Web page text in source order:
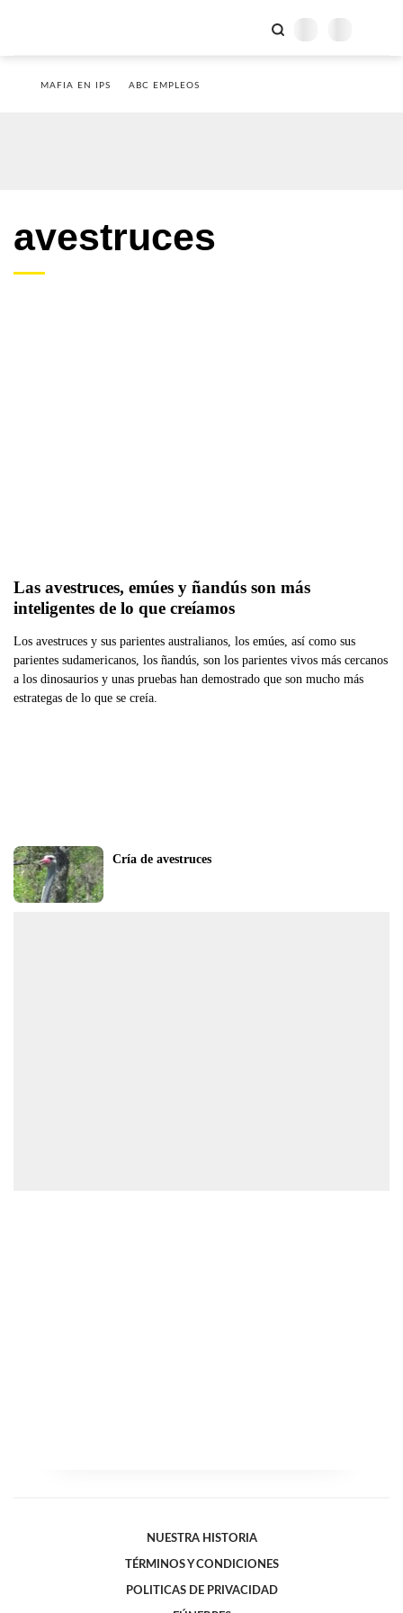
MAFIA EN IPS ABC EMPLEOS
avestruces
Las avestruces, emúes y ñandús son más
inteligentes de lo que creíamos
Los avestruces y sus parientes australianos, los emúes, así como sus
parientes sudamericanos, los ñandús, son los parientes vivos más cercanos
a los dinosaurios y unas pruebas han demostrado que son mucho más
estrategas de lo que se creía.
Cría de avestruces
NUESTRA HISTORIA
TÉRMINOS Y CONDICIONES
POLITICAS DE PRIVACIDAD